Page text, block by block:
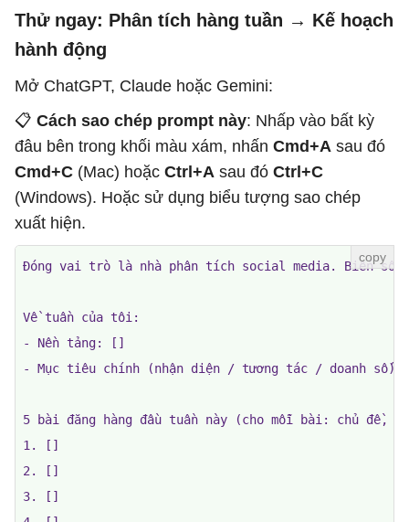
Thử ngay: Phân tích hàng tuần → Kế hoạch
hành động
Mở ChatGPT, Claude hoặc Gemini:
📋 Cách sao chép prompt này: Nhấp vào bất kỳ
đâu bên trong khối màu xám, nhấn Cmd+A sau đó
Cmd+C (Mac) hoặc Ctrl+A sau đó Ctrl+C
(Windows). Hoặc sử dụng biểu tượng sao chép
xuất hiện.
Đóng vai trò là nhà phân tích social media. Biến số
Về tuần của tôi:
- Nền tảng: []
- Mục tiêu chính (nhận diện / tương tác / doanh
5 bài đăng hàng đầu tuần này (cho mỗi bài: chủ
1. []
2. []
3. []